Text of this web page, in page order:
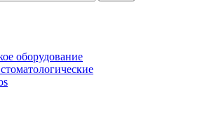
оборудование